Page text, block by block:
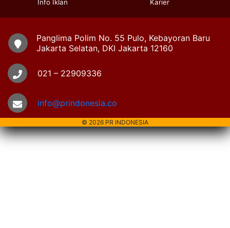
Info Iklan
Karier
Panglima Polim No. 55 Pulo, Kebayoran Baru
Jakarta Selatan, DKI Jakarta 12160
021 – 22909336
info@prindonesia.co
© 2026 PR INDONESIA